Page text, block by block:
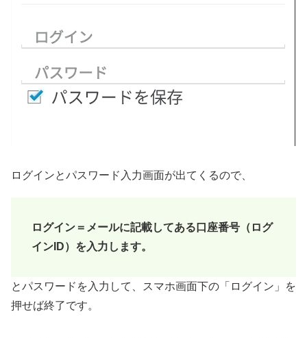
ログインとパスワード入力画面が出てくるので、
ログイン＝メールに記載してある口座番号（ログ
インID）を入力します。
とパスワードを入力して、スマホ画面下の「ログイン」を
押せば終了です。